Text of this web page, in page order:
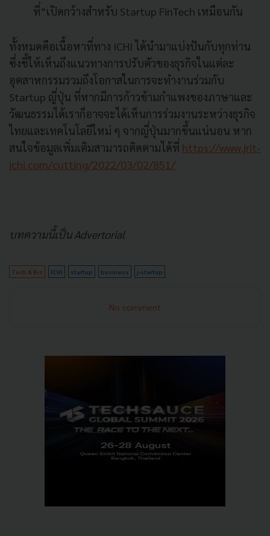
ที่“เปิดกว้างสำหรับ Startup FinTech เหมือนกัน
ทั้งหมดคือเนื้อหาที่ทาง ICHI ได้นำมาแบ่งปันกับทุกท่าน
ซึ่งชี้ให้เห็นถึงแนวทางการปรับตัวของธุรกิจในแต่ละ
อุตสาหกรรมรวมถึงโอกาสในการจะทำงานร่วมกับ
Startup ญี่ปุ่น ที่หากมีการก้าวข้ามกำแพงของภาษาและ
วัฒนธรรมได้เราก็อาจจะได้เห็นการร่วมงานระหว่างธุรกิจ
ไทยและเทคโนโลยีใหม่ ๆ จากญี่ปุ่นมากขึ้นแน่นอน หาก
สนใจข้อมูลเพิ่มเติมสามารถติดตามได้ที่ https://www.jrit-
ichi.com/cutting/2022/03/02/851/
บทความนี้เป็น Advertorial
Tech & Biz ICHI startup business j-startup
No comment